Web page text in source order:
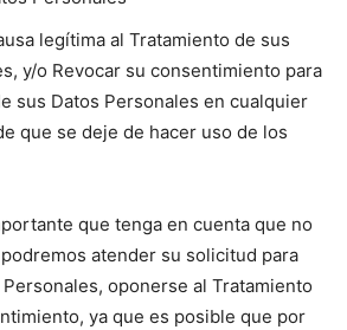
legítima al Tratamiento de sus
y/o Revocar su consentimiento para
sus Datos Personales en cualquier
que se deje de hacer uso de los
que tenga en cuenta que no
atender su solicitud para
oponerse al Tratamiento
ya que es posible que por